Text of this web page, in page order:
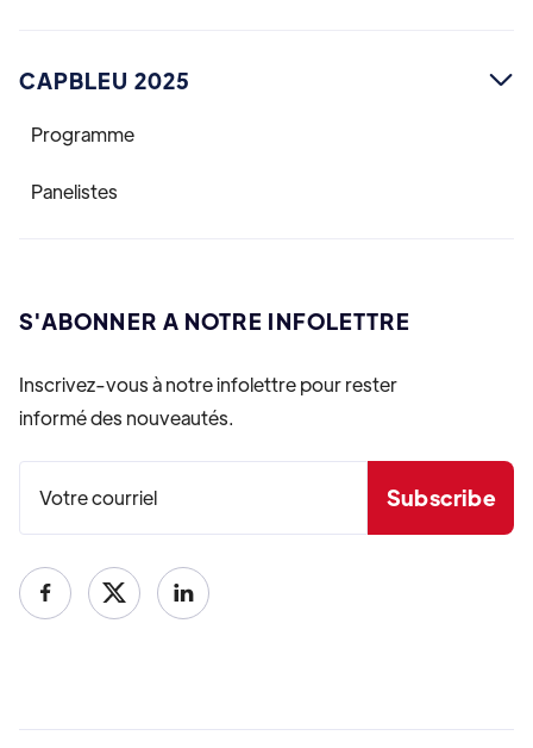
CAPBLEU 2025 
Programme
Panelistes
S'ABONNER A NOTRE INFOLETTRE
Inscrivez-vous à notre infolettre pour rester
informé des nouveautés.
 